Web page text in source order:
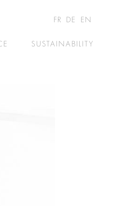
FR DE EN
SUSTAINABILITY